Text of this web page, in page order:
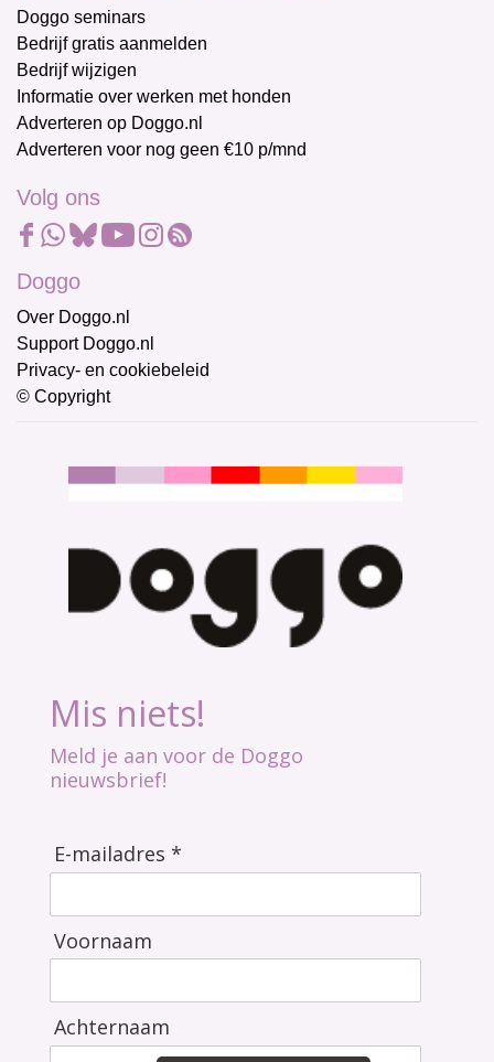
Doggo seminars
Bedrijf gratis aanmelden
Bedrijf wijzigen
Informatie over werken met honden
Adverteren op Doggo.nl
Adverteren voor nog geen €10 p/mnd
Volg ons
Doggo
Over Doggo.nl
Support Doggo.nl
Privacy- en cookiebeleid
© Copyright
Mis niets!
Meld je aan voor de Doggo
nieuwsbrief!
E-mailadres *
Voornaam
Achternaam